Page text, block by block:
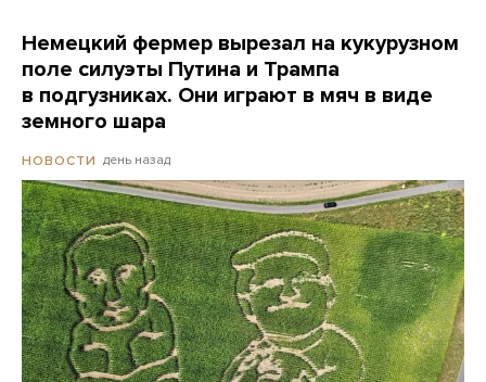
Немецкий фермер вырезал на кукурузном
поле силуэты Путина и Трампа
в подгузниках. Они играют в мяч в виде
земного шара
НОВОСТИ день назад